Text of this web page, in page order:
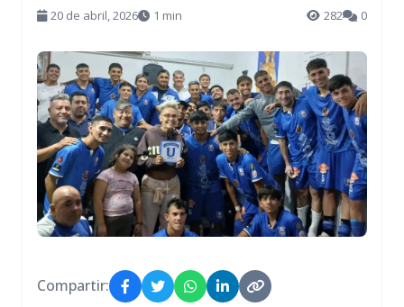
20 de abril, 2026 1 min 282 0
Compartir: